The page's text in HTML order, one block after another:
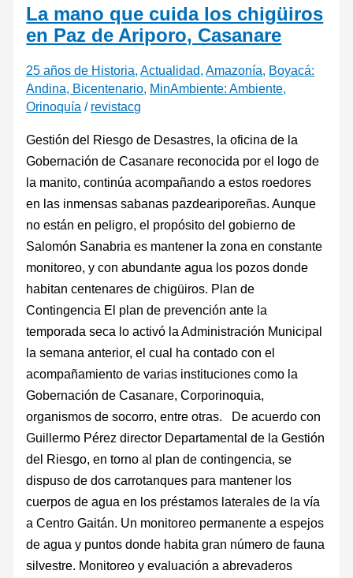
La mano que cuida los chigüiros
en Paz de Ariporo, Casanare
25 años de Historia,Actualidad,Amazonía, Boyacá:
Andina, Bicentenario, MinAmbiente: Ambiente,
Orinoquía / revistacg
Gestión del Riesgo de Desastres, la oficina de la
Gobernación de Casanare reconocida por el logo de
la manito, continúa acompañando a estos roedores
en las inmensas sabanas pazdeariporeñas. Aunque
no están en peligro, el propósito del gobierno de
Salomón Sanabria es mantener la zona en constante
monitoreo, y con abundante agua los pozos donde
habitan centenares de chigüiros. Plan de
Contingencia El plan de prevención ante la
temporada seca lo activó la Administración Municipal
la semana anterior, el cual ha contado con el
acompañamiento de varias instituciones como la
Gobernación de Casanare, Corporinoquia,
organismos de socorro, entre otras. De acuerdo con
Guillermo Pérez director Departamental de la Gestión
del Riesgo, en torno al plan de contingencia, se
dispuso de dos carrotanques para mantener los
cuerpos de agua en los préstamos laterales de la vía
a Centro Gaitán. Un monitoreo permanente a espejos
de agua y puntos donde habita gran número de fauna
silvestre. Monitoreo y evaluación a abrevaderos